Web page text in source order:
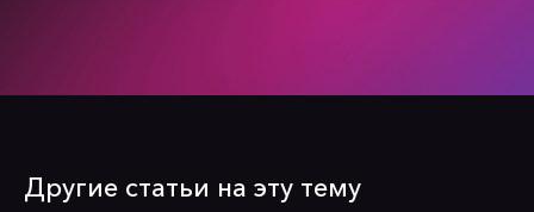
Другие статьи на эту тему